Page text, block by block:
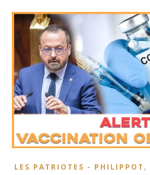
LES PATRIOTES - PHILIPPOT ,